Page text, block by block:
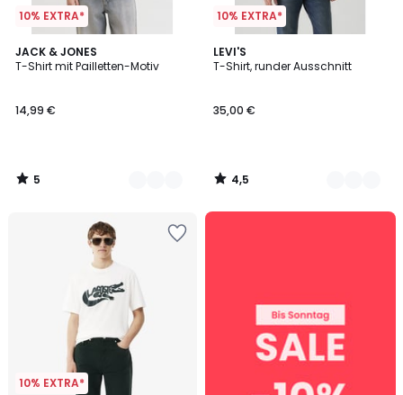
10% EXTRA*
JACK & JONES
T-Shirt mit Pailletten-Motiv
14,99 €
5
/
2
Farben
5
/
10% EXTRA*
LEVI'S
T-Shirt, runder Ausschnitt
35,00 €
4,5
/ 5
3
Farben
4,5
/
10% EXTRA*
SALE
Artikeln*